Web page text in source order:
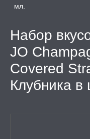
мл.
Набор
JO
Covered
Клубника